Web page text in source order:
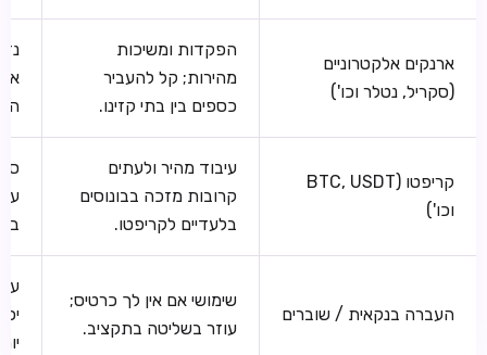
ארנקים אלקטרוניים
(סקריל, נטלר וכו')
הפקדות ומשיכות
מהירות; קל להעביר
כספים בין בתי קזינו.
קריפטו (BTC, USDT
וכו')
עיבוד מהיר ולעתים
קרובות מזכה בבונוסים
בלעדיים לקריפטו.
העברה בנקאית / שוברים
שימושי אם אין לך כרטיס;
עוזר בשליטה בתקציב.